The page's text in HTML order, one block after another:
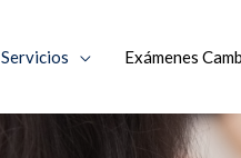
Servicios Exámenes